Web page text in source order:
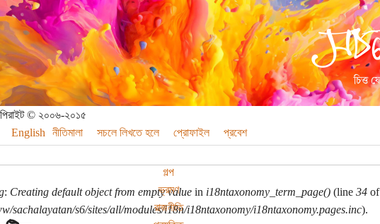
© ২০০৬-২০১৫
English নীতিমালা সচলে লিখতে হলে প্রোফাইল প্রবেশ
গল্প
ভ্রমণ
রাজনীতি
: Creating default object from empty valuein i18ntaxonomy_term_page()(line 34of
sachalayatan/s6/sites/all/modules/i18n/i18ntaxonomy/i18ntaxonomy.pages.inc).